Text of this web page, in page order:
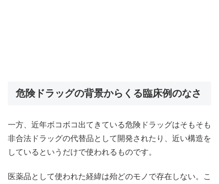
危険ドラッグの背景からくる臨床例のなさ
一方、近年ボコボコ出てきている危険ドラッグはそもそも
非合法ドラッグの代替品として開発されたり、近い構造を
しているというだけで使われるものです。
医薬品として使われた経緯は殆どのモノで存在しない。こ